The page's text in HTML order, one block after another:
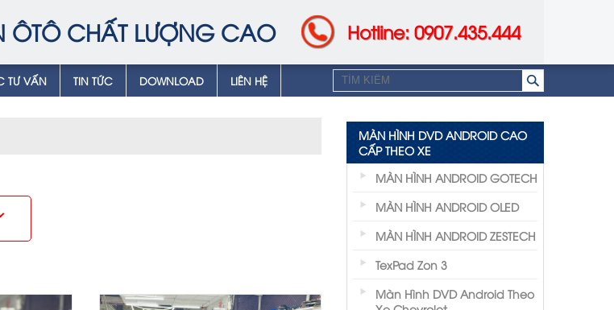
ÔTÔ CHẤT LƯỢNG CAO Hotline: 0907.435.444
TƯ VẤN TIN TỨC DOWNLOAD LIÊN HỆ
MÀN HÌNH DVD ANDROID CAO
CẤP THEO XE
MÀN HÌNH ANDROID GOTECH
MÀN HÌNH ANDROID OLED
MÀN HÌNH ANDROID ZESTECH
TexPad Zon 3
Màn Hình DVD Android Theo